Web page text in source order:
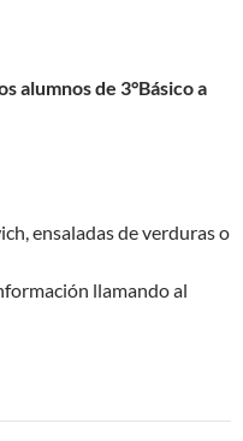
alumnos de 3°Básico a
ensaladas de verduras o
llamando al